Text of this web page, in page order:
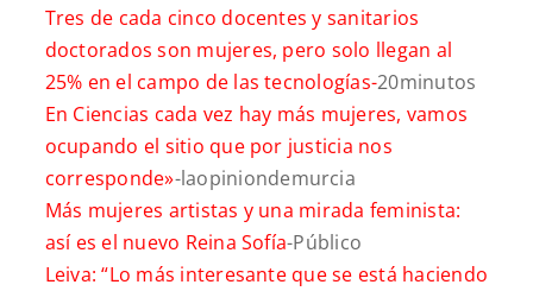
Tres de cada cinco docentes y sanitarios
doctorados son mujeres, pero solo llegan al
25% en el campo de las tecnologías-20minutos
En Ciencias cada vez hay más mujeres, vamos
ocupando el sitio que por justicia nos
corresponde»-laopiniondemurcia
Más mujeres artistas y una mirada feminista:
así es el nuevo Reina Sofía-Público
Leiva: “Lo más interesante que se está haciendo